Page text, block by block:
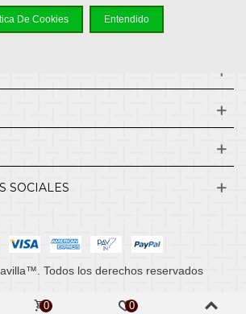
SOCIALES
Todos los derechos reservados
0 0
De Cookies Entendido